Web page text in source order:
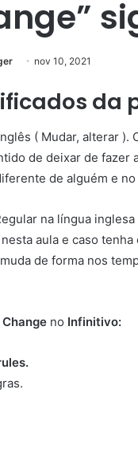
nov 10, 2021
da
( Mudar, alterar ).
de deixar de fazer
de alguém e
na língua
aula e caso
de forma nos
Change no Infinitivo: